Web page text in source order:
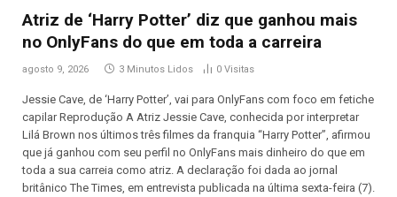
Atriz de ‘Harry Potter’ diz que ganhou mais
no OnlyFans do que em toda a carreira
agosto 9, 2026 3 Minutos Lidos 0 Visitas
Jessie Cave, de ‘Harry Potter’, vai para OnlyFans com foco em fetiche
capilar Reprodução A Atriz Jessie Cave, conhecida por interpretar
Lilá Brown nos últimos três filmes da franquia “Harry Potter”, afirmou
que já ganhou com seu perfil no OnlyFans mais dinheiro do que em
toda a sua carreia como atriz. A declaração foi dada ao jornal
britânico The Times, em entrevista publicada na última sexta-feira (7).